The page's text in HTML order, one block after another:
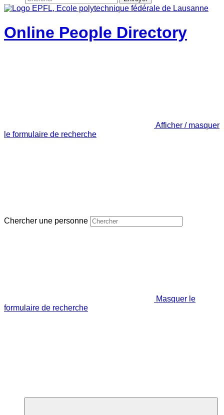
Online People Directory
Afficher / masquer
le formulaire de recherche
Chercher une personne
Masquer le
formulaire de recherche